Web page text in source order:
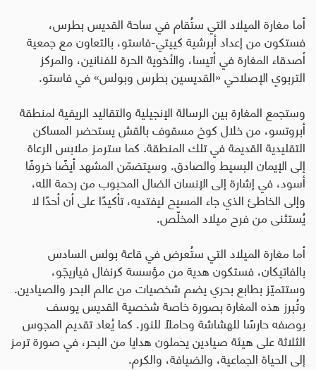
أما مغارة الميلاد التي ستُقام في ساحة القديس بطرس،
فستكون من إعداد أبرشية كييتي-فاستو، بالتعاون مع جمعية
أصدقاء المغارة في أتيسا، والأخوية الحرة للفنانين، والمركز
التربوي الإصلاحي «القديسين بطرس وبولس» في فاستو.
وستجمع المغارة بين الرسالة الإنجيلية والتقاليد الريفية لمنطقة
أبروتسو، من خلال كوخ مسقوف بالقش يستحضر المساكن
التقليدية القديمة في تلك المنطقة. كما سترمز ملابس الرعاة
إلى الإيمان البسيط والصادق. وسيتضمّن المشهد أيضًا خروفًا
أسود، في إشارة إلى الإنسان الضال المحبوب من رحمة الله،
وإلى الخاطئ الذي جاء المسيح ليفتديه، تأكيدًا على أن أحدًا لا
يُستثنى من فرح ميلاد المخلّص.
أما مغارة الميلاد التي ستُعرض في قاعة بولس السادس
بالفاتيكان، فستكون هدية من مؤسسة كرنفال فياريجّو،
وستتميّز بطابع بحري يضم شخصيات من عالم البحر والصيادين.
وتُبرز هذه المغارة بصورة خاصة شخصية القديس يوسف
بوصفه حارسًا للهشاشة وحاملًا للنور. كما يُعاد تقديم المجوس
الثلاثة على هيئة صيادين يحملون هدايا من البحر، في صورة ترمز
إلى الحياة الجماعية، والضيافة، والكرم.